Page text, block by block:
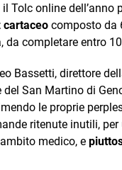
Tolc online dell’anno
cartaceo composto da
da completare entro
Bassetti, direttore
San Martino di
le proprie
ritenute inutili,
medico, e